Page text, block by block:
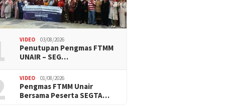
VIDEO 03/08/2026
Penutupan Pengmas FTMM
UNAIR – SEG…
VIDEO 01/08/2026
Pengmas FTMM Unair
Bersama Peserta SEGTA…